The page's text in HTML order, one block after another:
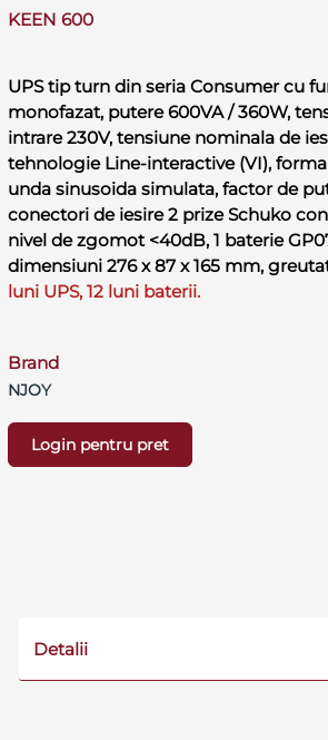
KEEN 600
UPS tip turn din seria Consumer cu
monofazat, putere 600VA / 360W,
intrare 230V, tensiune nominala de
tehnologie Line-interactive (VI),
unda sinusoida simulata, factor de
conectori de iesire 2 prize Schuko
nivel de zgomot <40dB, 1 baterie
dimensiuni 276 x 87 x 165 mm,
luni UPS, 12 luni baterii.
Brand
NJOY
Login pentru pret
Detalii